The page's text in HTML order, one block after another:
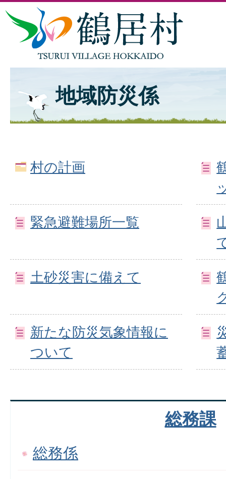
地域防災係
村の計画
緊急避難場所一覧
土砂災害に備えて
新たな防災気象情報に
ついて
総務課
総務係